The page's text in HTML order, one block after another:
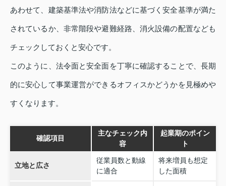
あわせて、建築基準法や消防法などに基づく安全基準が満た
されているか、非常階段や避難経路、消火設備の配置なども
チェックしておくと安心です。
このように、法令面と安全面を丁寧に確認することで、長期
的に安心して事業運営ができるオフィスかどうかを見極めや
すくなります。
確認項目
主なチェック内
容
起業期のポイン
ト
立地と広さ
従業員数と動線
に適合
将来増員も想定
した面積